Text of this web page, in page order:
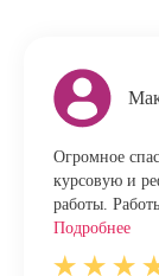
Огромное
курсовую и
работы.
Подробнее